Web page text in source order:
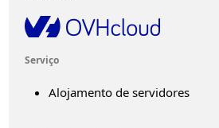
Serviço
Alojamento de servidores